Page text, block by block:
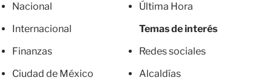
Nacional
Internacional
Finanzas
Ciudad de México
Última Hora
Temas de interés
Redes sociales
Alcaldías